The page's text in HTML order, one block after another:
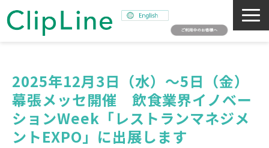
事業紹介
ミッション
ニュース
サステナビリティ
2025年12月3日（水）～5日（金）
幕張メッセ開催　飲食業界イノベー
ションWeek「レストランマネジメ
ントEXPO」に出展します